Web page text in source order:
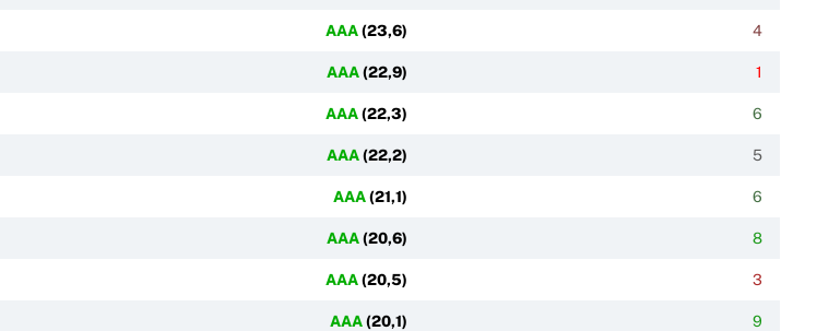
AAA(23,6) 4
AAA(22,9) 1
AAA(22,3) 6
AAA(22,2) 5
AAA(21,1) 6
AAA(20,6) 8
AAA(20,5) 3
AAA(20,1) 9